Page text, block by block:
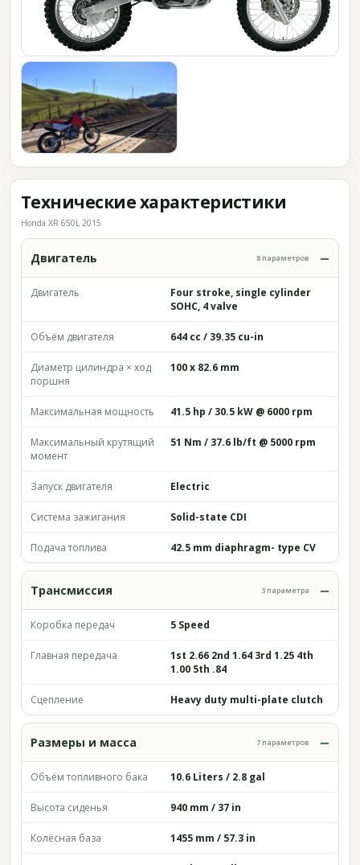
Технические характеристики
Honda XR 650L 2015
Двигатель 8 параметров
Двигатель
Four stroke, single cylinder
SOHC, 4 valve
Объём двигателя 644 cc / 39.35 cu-in
Диаметр цилиндра × ход
поршня
100 x 82.6 mm
Максимальная мощность 41.5 hp / 30.5 kW @ 6000 rpm
Максимальный крутящий
момент
51 Nm / 37.6 lb/ft @ 5000 rpm
Запуск двигателя Electric
Система зажигания Solid-state CDI
Подача топлива 42.5 mm diaphragm- type CV
Трансмиссия 3 параметра
Коробка передач 5 Speed
Главная передача
1st 2.66 2nd 1.64 3rd 1.25 4th
1.00 5th .84
Сцепление Heavy duty multi-plate clutch
Размеры и масса 7 параметров
Объём топливного бака 10.6 Liters / 2.8 gal
Высота сиденья 940 mm / 37 in
Колёсная база 1455 mm / 57.3 in